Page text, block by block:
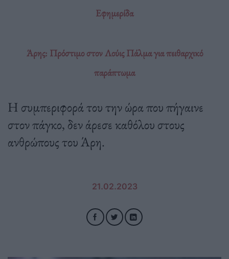
Εφημερίδα
Άρης: Πρόστιμο στον Λούις Πάλμα για πειθαρχικό
παράπτωμα
Η συμπεριφορά του την ώρα που πήγαινε
στον πάγκο, δεν άρεσε καθόλου στους
ανθρώπους του Άρη.
21.02.2023